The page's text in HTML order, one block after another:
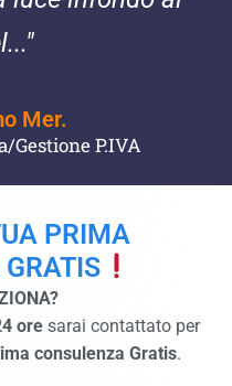
Mer.
Gestione P.IVA
PRIMA
ore sarai contattato per
consulenza Gratis.